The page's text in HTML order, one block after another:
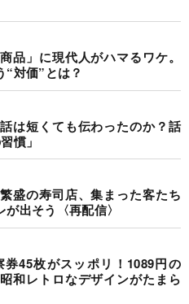
品」に現代人がハマるワケ。
対価”とは？
は短くても伝わったのか？話
慣」
盛の寿司店、集まった客たち
出そう〈再配信〉
券45枚がスッポリ！1089円の
和レトロなデザインがたまら